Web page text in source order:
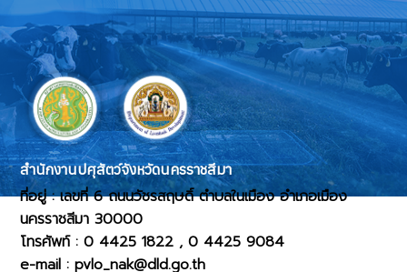
สำนักงานปศุสัตว์จังหวัดนครราชสีมา
ที่อยู่ : เลขที่ 6 ถนนวัชรสฤษดิ์ ตำบลในเมือง อำเภอเมือง
นครราชสีมา 30000
โทรศัพท์ : 0 4425 1822 , 0 4425 9084
e-mail : pvlo_nak@dld.go.th